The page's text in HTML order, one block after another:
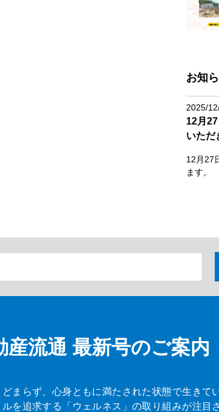
お知
2025/
12月
いただ
12月27
ます。
産流通 最新号のご案内
まらず、心身ともに満たされた状態で生きて
を追求する「ウェルネス」の取り組みが注目